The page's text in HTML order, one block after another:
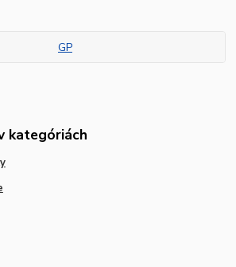
GP
kategóriách